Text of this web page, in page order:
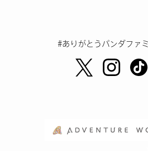
#ありがとうパンダファ